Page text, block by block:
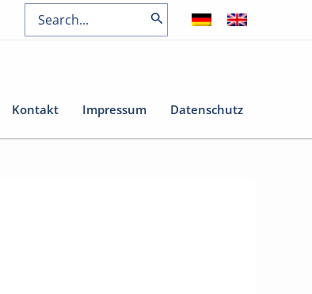
Search
for:
Kontakt Impressum Datenschutz